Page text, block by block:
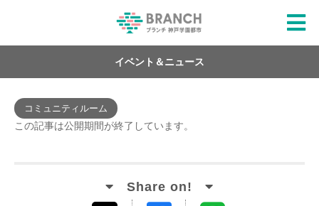
イベント＆ニュース
コミュニティルーム
この記事は公開期間が終了しています。